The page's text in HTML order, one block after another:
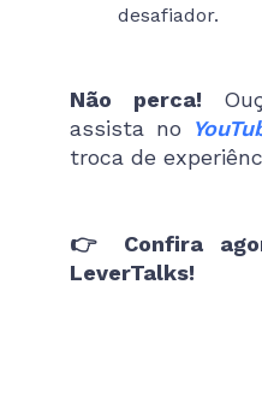
desafiador.
Não perca!
assista no
troca de
👉 Confira
LeverTalks!